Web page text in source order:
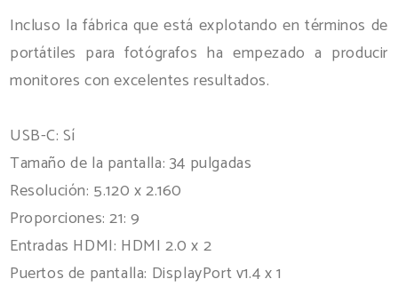
Incluso la fábrica que está explotando en términos de
portátiles para fotógrafos ha empezado a producir
monitores con excelentes resultados.
USB-C: Sí
Tamaño de la pantalla: 34 pulgadas
Resolución: 5.120 x 2.160
Proporciones: 21: 9
Entradas HDMI: HDMI 2.0 x 2
Puertos de pantalla: DisplayPort v1.4 x 1